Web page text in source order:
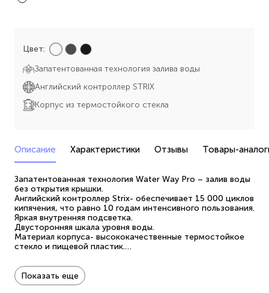
Цвет:
Запатентованная технология залива воды
Английский контроллер STRIX
Корпус из термостойкого стекла
Описание Характеристики Отзывы Товары-
Запатентованная технология Water Way Pro – залив воды
без открытия крышки.
Английский контроллер Strix- обеспечивает 15 000 циклов
кипячения, что равно 10 годам интенсивного пользования.
Яркая внутренняя подсветка.
Двусторонняя шкала уровня воды.
Материал корпуса- высококачественные термостойкое
стекло и пищевой пластик.
Блокировка включения без воды.
Мощность 1850- 2200 Вт.
Объем - 1,8 л.
Показать еще